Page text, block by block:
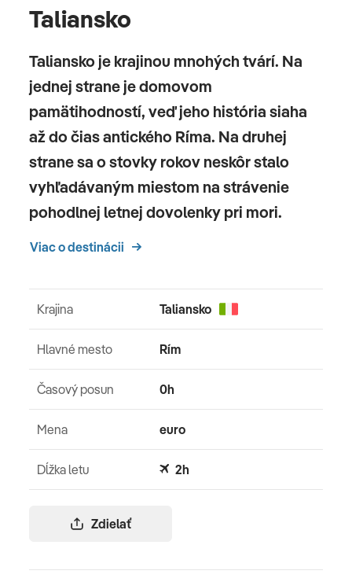
Taliansko
Taliansko je krajinou mnohých tvárí. Na
jednej strane je domovom
pamätihodností, veď jeho história siaha
až do čias antického Ríma. Na druhej
strane sa o stovky rokov neskôr stalo
vyhľadávaným miestom na strávenie
pohodlnej letnej dovolenky pri mori.
Viac o destinácii
Zdielať
Krajina Taliansko
Hlavné mesto Rím
Časový posun 0h
Mena euro
Dĺžka letu 2h